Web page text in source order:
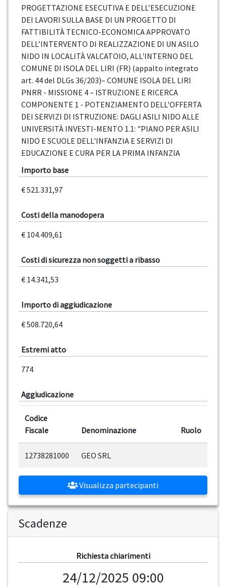
PROGETTAZIONE ESECUTIVA E DELL’ESECUZIONE
DEI LAVORI SULLA BASE DI UN PROGETTO DI
FATTIBILITÀ TECNICO-ECONOMICA APPROVATO
DELL’INTERVENTO DI REALIZZAZIONE DI UN ASILO
NIDO IN LOCALITÀ VALCATOIO, ALL'INTERNO DEL
COMUNE DI ISOLA DEL LIRI (FR) (appalto integrato
art. 44 del DLGs 36/203)– COMUNE ISOLA DEL LIRI
PNRR - MISSIONE 4 – ISTRUZIONE E RICERCA
COMPONENTE 1 - POTENZIAMENTO DELL'OFFERTA
DEI SERVIZI DI ISTRUZIONE: DAGLI ASILI NIDO ALLE
UNIVERSITÀ INVESTI-MENTO 1.1: "PIANO PER ASILI
NIDO E SCUOLE DELL'INFANZIA E SERVIZI DI
EDUCAZIONE E CURA PER LA PRIMA INFANZIA
Importo base
€ 521.331,97
Costi della manodopera
€ 104.409,61
Costi di sicurezza non soggetti a ribasso
€ 14.341,53
Importo di aggiudicazione
€ 508.720,64
Estremi atto
774
Aggiudicazione
Codice
Fiscale
Denominazione Ruolo
12738281000 GEO SRL
Visualizza partecipanti
Scadenze
Richiesta chiarimenti
24/12/2025 09:00